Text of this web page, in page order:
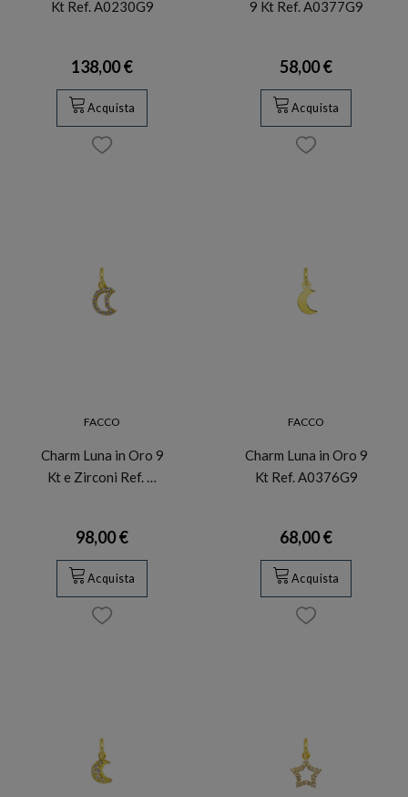
Kt Ref. A0230G9
138,00 €
Acquista
9 Kt Ref. A0377G9
58,00 €
Acquista
FACCO
Charm Luna in Oro 9
Kt e Zirconi Ref. …
98,00 €
Acquista
FACCO
Charm Luna in Oro 9
Kt Ref. A0376G9
68,00 €
Acquista